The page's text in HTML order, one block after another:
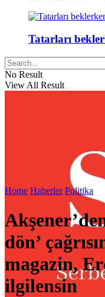
Tatarları
No Result
View All Result
Home Haberler Politika
dön’
magazin,
ilgilensin